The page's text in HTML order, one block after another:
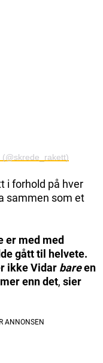
i forhold på hver
sammen som et
er med med
gått til helvete.
ikke Vidar bareen
enn det, sier